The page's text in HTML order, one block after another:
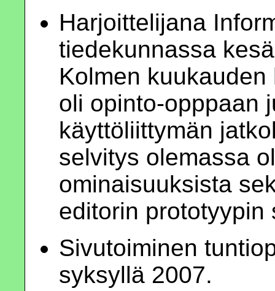
Harjoittelijana
tiedekunnassa
Kolmen
oli opinto-opppaan
käyttöliittymän
selvitys olemassa
ominaisuuksista
editorin prototyypin
Sivutoiminen
syksyllä 2007.